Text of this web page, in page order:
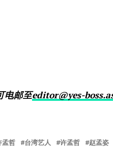
电邮至editor@yes-
孟哲 台湾艺人 许孟哲 赵孟姿